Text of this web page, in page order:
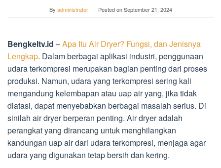
By administrator Posted onSeptember 21, 2024
Bengkeltv.id –Apa Itu Air Dryer? Fungsi, dan Jenisnya
Lengkap. Dalam berbagai aplikasi industri, penggunaan
udara terkompresi merupakan bagian penting dari proses
produksi. Namun, udara yang terkompresi sering kali
mengandung kelembapan atau uap air yang, jika tidak
diatasi, dapat menyebabkan berbagai masalah serius. Di
sinilah air dryer berperan penting. Air dryer adalah
perangkat yang dirancang untuk menghilangkan
kandungan uap air dari udara terkompresi, menjaga agar
udara yang digunakan tetap bersih dan kering.